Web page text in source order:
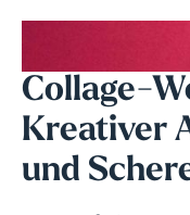
Collage-
Kreativer
und